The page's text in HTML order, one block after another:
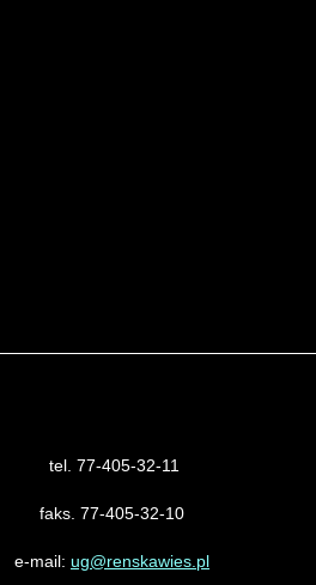
tel. 77-405-32-11
faks. 77-405-32-10
e-mail: ug@renskawies.pl